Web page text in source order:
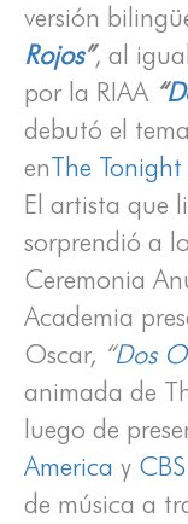
versión
Rojos”, al
por la RIAA “
debutó el
enThe
El artista que
sorprendió a
Ceremonia
Academia
Oscar, “Dos
animada de
luego de
America y
de música a